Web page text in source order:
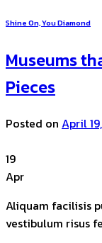
Shine On, You Diamond
Museums
Pieces
Posted on April
19
Apr
Aliquam facilisis
vestibulum risus